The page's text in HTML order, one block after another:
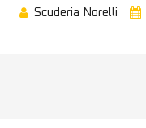
Scuderia Norelli